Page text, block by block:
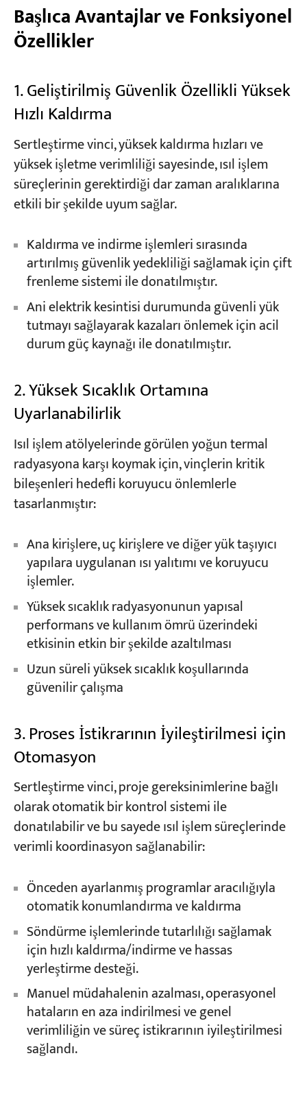
Başlıca Avantajlar ve Fonksiyonel
Özellikler
1. Geliştirilmiş Güvenlik Özellikli Yüksek
Hızlı Kaldırma
Sertleştirme vinci, yüksek kaldırma hızları ve
yüksek işletme verimliliği sayesinde, ısıl işlem
süreçlerinin gerektirdiği dar zaman aralıklarına
etkili bir şekilde uyum sağlar.
Kaldırma ve indirme işlemleri sırasında
artırılmış güvenlik yedekliliği sağlamak için çift
frenleme sistemi ile donatılmıştır.
Ani elektrik kesintisi durumunda güvenli yük
tutmayı sağlayarak kazaları önlemek için acil
durum güç kaynağı ile donatılmıştır.
2. Yüksek Sıcaklık Ortamına
Uyarlanabilirlik
Isıl işlem atölyelerinde görülen yoğun termal
radyasyona karşı koymak için, vinçlerin kritik
bileşenleri hedefli koruyucu önlemlerle
tasarlanmıştır:
Ana kirişlere, uç kirişlere ve diğer yük taşıyıcı
yapılara uygulanan ısı yalıtımı ve koruyucu
işlemler.
Yüksek sıcaklık radyasyonunun yapısal
performans ve kullanım ömrü üzerindeki
etkisinin etkin bir şekilde azaltılması
Uzun süreli yüksek sıcaklık koşullarında
güvenilir çalışma
3. Proses İstikrarının İyileştirilmesi için
Otomasyon
Sertleştirme vinci, proje gereksinimlerine bağlı
olarak otomatik bir kontrol sistemi ile
donatılabilir ve bu sayede ısıl işlem süreçlerinde
verimli koordinasyon sağlanabilir:
Önceden ayarlanmış programlar aracılığıyla
otomatik konumlandırma ve kaldırma
Söndürme işlemlerinde tutarlılığı sağlamak
için hızlı kaldırma/indirme ve hassas
yerleştirme desteği.
Manuel müdahalenin azalması, operasyonel
hataların en aza indirilmesi ve genel
verimliliğin ve süreç istikrarının iyileştirilmesi
sağlandı.